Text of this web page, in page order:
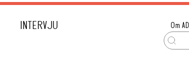
INTERVJU Om